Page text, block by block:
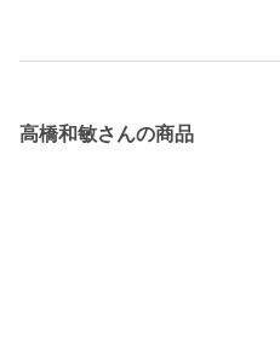
高橋和敏さんの商品